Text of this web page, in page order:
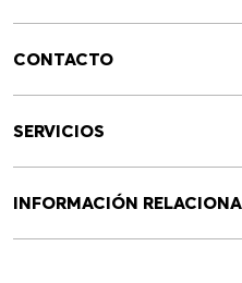
CONTACTO
SERVICIOS
INFORMACIÓN